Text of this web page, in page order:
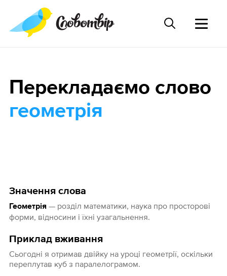
Значення слова
Геометрія— розділ математики, наука про просторові
форми, відносини і їхні узагальнення.
Приклад вживання
Сьогодні я отримав двійку на уроці геометрії, оскільки
переплутав куб з паралелограмом.
Перекладаємо слово
геометрія